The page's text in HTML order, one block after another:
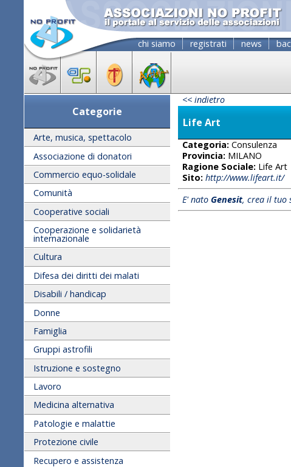
chi siamo registrati news
Categorie
Arte, musica, spettacolo
Associazione di donatori
Commercio equo-solidale
Comunità
Cooperative sociali
Cooperazione e solidarietà
internazionale
Cultura
Difesa dei diritti dei malati
Disabili / handicap
Donne
Famiglia
Gruppi astrofili
Istruzione e sostegno
Lavoro
Medicina alternativa
Patologie e malattie
Protezione civile
Recupero e assistenza
<< indietro
Life Art
Categoria: Consulenza
Provincia: MILANO
Ragione Sociale: Life Art
Sito: http://www.lifeart.it/
E' nato Genesit, crea il tuo